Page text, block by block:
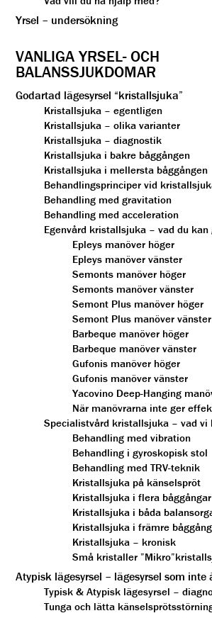
Yrsel – undersökning
VANLIGA YRSEL- OCH
BALANSSJUKDOMAR
Godartad lägesyrsel “kristallsjuka”
Kristallsjuka – egentligen
Kristallsjuka – olika varianter
Kristallsjuka – diagnostik
Kristallsjuka i bakre båggången
Kristallsjuka i mellersta båggången
Behandlingsprinciper vid
Behandling med gravitation
Behandling med acceleration
Egenvård kristallsjuka – vad du kan
Epleys manöver höger
Epleys manöver vänster
Semonts manöver höger
Semonts manöver vänster
Semont Plus manöver höger
Semont Plus manöver vänster
Barbeque manöver höger
Barbeque manöver vänster
Gufonis manöver höger
Gufonis manöver vänster
Yacovino Deep-Hanging
När manövrarna inte ger
Specialistvård kristallsjuka – vad vi
Behandling med vibration
Behandling i gyroskopisk stol
Behandling med TRV-teknik
Kristallsjuka på känselspröt
Kristallsjuka i flera båggångar
Kristallsjuka i båda
Kristallsjuka i främre
Kristallsjuka – kronisk
Små kristaller
Atypisk lägesyrsel – lägesyrsel som
Typisk & Atypisk lägesyrsel –
Tunga och lätta